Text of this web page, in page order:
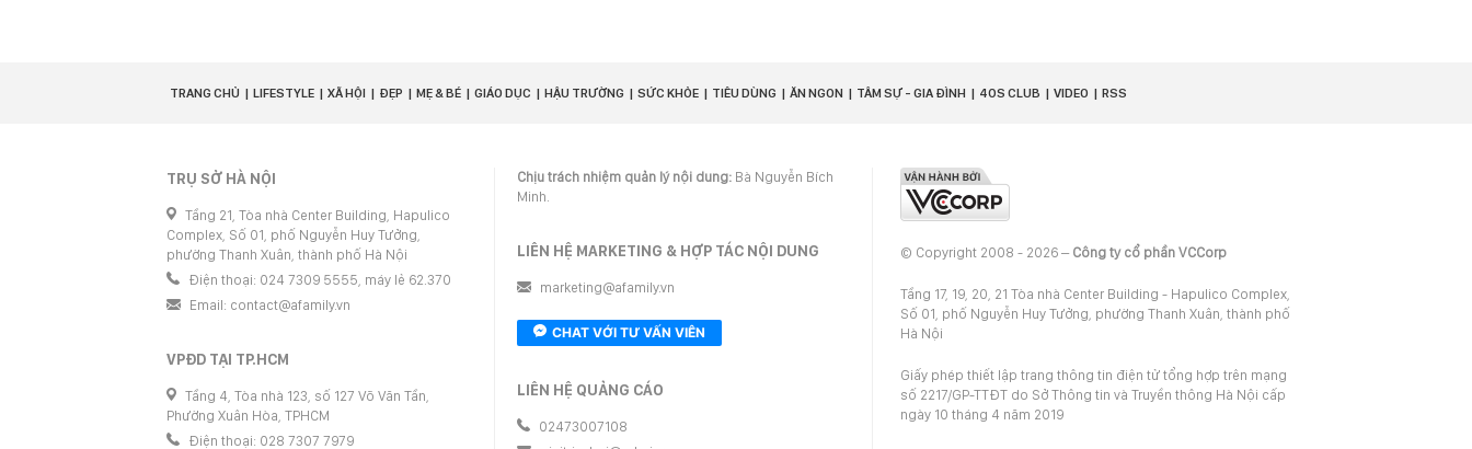
TRANG CHỦ LIFESTYLE XÃ HỘI ĐẸP MẸ & BÉ GIÁO DỤC HẬU TRƯỜNG SỨC KHỎE TIÊU DÙNG ĂN NGON TÂM SỰ - GIA ĐÌNH 40S CLUB VIDEO RSS
TRỤ SỞ HÀ NỘI
Tầng 21, Tòa nhà Center Building, Hapulico
Complex, Số 01, phố Nguyễn Huy Tưởng,
phường Thanh Xuân, thành phố Hà Nội
Điện thoại: 024 7309 5555, máy lẻ 62.370
Email: contact@afamily.vn
VPĐD TẠI TP.HCM
Tầng 4, Tòa nhà 123, số 127 Võ Văn Tần,
Phường Xuân Hòa, TPHCM
Điện thoại: 028 7307 7979
Chịu trách nhiệm quản lý nội dung: Bà Nguyễn Bích
Minh.
LIÊN HỆ MARKETING & HỢP TÁC NỘI DUNG
marketing@afamily.vn
CHAT VỚI TƯ VẤN VIÊN
LIÊN HỆ QUẢNG CÁO
02473007108
© Copyright 2008 - 2026 – Công ty cổ phần VCCorp
Tầng 17, 19, 20, 21 Tòa nhà Center Building - Hapulico Complex,
Số 01, phố Nguyễn Huy Tưởng, phường Thanh Xuân, thành phố
Hà Nội
Giấy phép thiết lập trang thông tin điện tử tổng hợp trên mạng
số 2217/GP-TTĐT do Sở Thông tin và Truyền thông Hà Nội cấp
ngày 10 tháng 4 năm 2019